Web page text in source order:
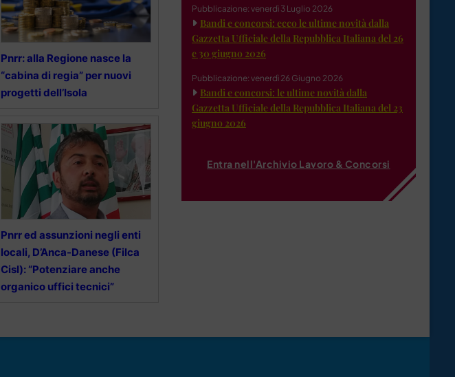
Pnrr: alla Regione nasce la
“cabina di regia” per nuovi
progetti dell’Isola
Pnrr ed assunzioni negli enti
locali, D’Anca-Danese (Filca
Cisl): “Potenziare anche
organico uffici tecnici”
Pubblicazione: venerdì 3 Luglio 2026
Bandi e concorsi: ecco le ultime novità dalla
Gazzetta Ufficiale della Repubblica Italiana del 26
e 30 giugno 2026
Pubblicazione: venerdì 26 Giugno 2026
Bandi e concorsi: le ultime novità dalla
Gazzetta Ufficiale della Repubblica Italiana del 23
giugno 2026
Entra nell'Archivio Lavoro & Concorsi